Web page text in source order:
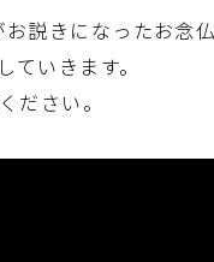
説きになったお念
いきます。
ださい。